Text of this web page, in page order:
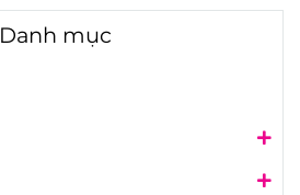
Danh mục